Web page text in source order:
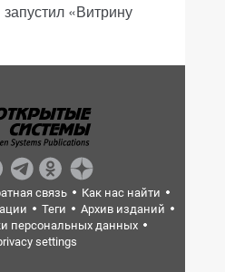
«Витрину
связь
Как нас найти
Теги
Архив изданий
персональных данных
settings